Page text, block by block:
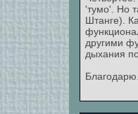
'тумо'. Но
Штанге).
другими
дыхания